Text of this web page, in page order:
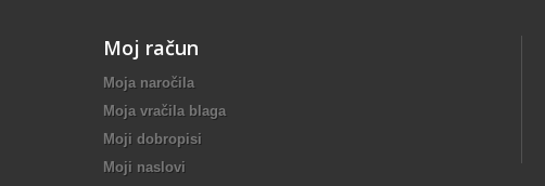
Moj račun
Moja naročila
Moja vračila blaga
Moji dobropisi
Moji naslovi